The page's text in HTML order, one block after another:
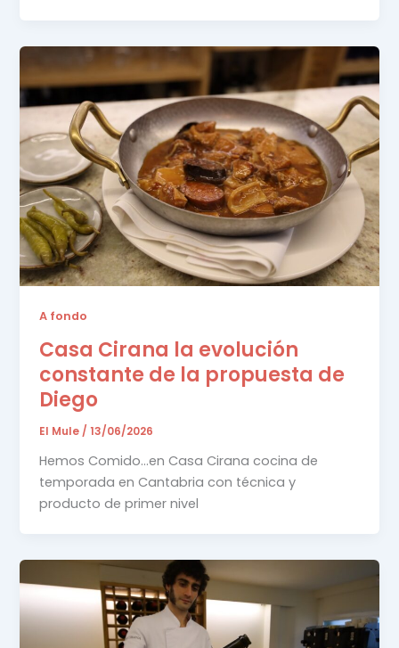
A fondo
Casa Cirana la evolución
constante de la propuesta de
Diego
El Mule/13/06/2026
Hemos Comido…en Casa Cirana cocina de
temporada en Cantabria con técnica y
producto de primer nivel